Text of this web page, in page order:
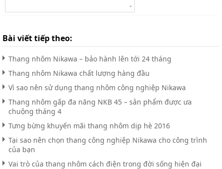
Bài viết tiếp theo:
Thang nhôm Nikawa – bảo hành lên tới 24 tháng
Thang nhôm Nikawa chất lượng hàng đầu
Vì sao nên sử dụng thang nhôm công nghiệp Nikawa
Thang nhôm gấp đa năng NKB 45 – sản phẩm được ưa
chuộng tháng 4
Tưng bừng khuyến mãi thang nhôm dịp hè 2016
Tại sao nên chọn thang công nghiệp Nikawa cho công trình
của bạn
Vai trò của thang nhôm cách điện trong đời sống hiện đại